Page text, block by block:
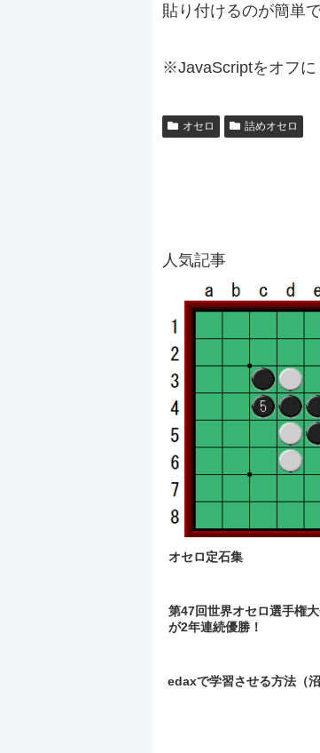
貼り付けるのが簡単で
※JavaScriptをオフに
オセロ 詰めオセロ
人気記事
オセロ定石集
第47回世界オセロ選手権
が2年連続優勝！
edaxで学習させる方法（沼